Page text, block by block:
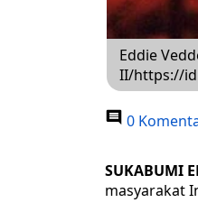
Eddie
II/https://
0
SUKABUMI
masyarakat